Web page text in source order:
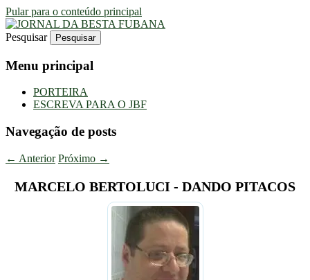
Pular para o conteúdo principal
JORNAL DA BESTA FUBANA
Uma Gazeta Escrota
Pesquisar
Menu principal
PORTEIRA
ESCREVA PARA O JBF
Navegação de posts
← Anterior Próximo →
MARCELO BERTOLUCI - DANDO PITACOS